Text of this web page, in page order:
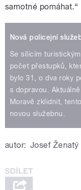
samotné pomáhat.“
Nová policejní
Se sílícím
počet přestupků,
bylo 31, o dva roky
s dopravou.
Moravě zklidnit,
novou služebnu.
autor: Josef Ženatý